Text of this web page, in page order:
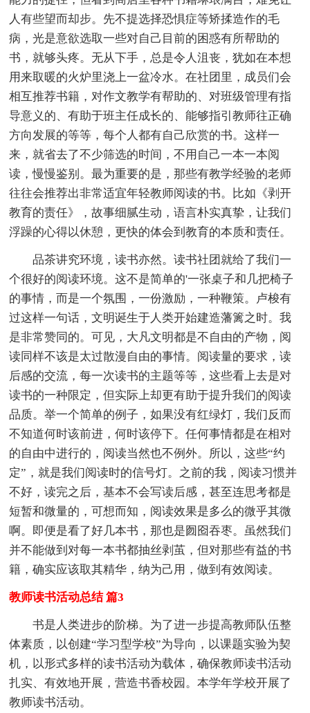
人有些望而却步。先不提选择恐惧症等矫揉造作的毛
病，光是意欲选取一些对自己目前的困惑有所帮助的
书，就够头疼。无从下手，总是令人沮丧，犹如在本想
用来取暖的火炉里浇上一盆冷水。在社团里，成员们会
相互推荐书籍，对作文教学有帮助的、对班级管理有指
导意义的、有助于班主任成长的、能够指引教师往正确
方向发展的等等，每个人都有自己欣赏的书。这样一
来，就省去了不少筛选的时间，不用自己一本一本阅
读，慢慢鉴别。最为重要的是，那些有教学经验的老师
往往会推荐出非常适宜年轻教师阅读的书。比如《剥开
教育的责任》，故事细腻生动，语言朴实真挚，让我们
浮躁的心得以休憩，更快的体会到教育的本质和责任。
品茶讲究环境，读书亦然。读书社团就给了我们一
个很好的阅读环境。这不是简单的'一张桌子和几把椅子
的事情，而是一个氛围，一份激励，一种鞭策。卢梭有
过这样一句话，文明诞生于人类开始建造藩篱之时。我
是非常赞同的。可见，大凡文明都是不自由的产物，阅
读同样不该是太过散漫自由的事情。阅读量的要求，读
后感的交流，每一次读书的主题等等，这些看上去是对
读书的一种限定，但实际上却更有助于提升我们的阅读
品质。举一个简单的例子，如果没有红绿灯，我们反而
不知道何时该前进，何时该停下。任何事情都是在相对
的自由中进行的，阅读当然也不例外。所以，这些“约
定”，就是我们阅读时的信号灯。之前的我，阅读习惯并
不好，读完之后，基本不会写读后感，甚至连思考都是
短暂和微量的，可想而知，阅读效果是多么的微乎其微
啊。即便是看了好几本书，那也是囫囵吞枣。虽然我们
并不能做到对每一本书都抽丝剥茧，但对那些有益的书
籍，确实应该取其精华，纳为己用，做到有效阅读。
教师读书活动总结 篇3
书是人类进步的阶梯。为了进一步提高教师队伍整
体素质，以创建“学习型学校”为导向，以课题实验为契
机，以形式多样的读书活动为载体，确保教师读书活动
扎实、有效地开展，营造书香校园。本学年学校开展了
教师读书活动。